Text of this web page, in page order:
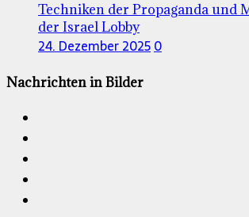
Techniken der Propaganda und
der Israel Lobby
24. Dezember 20250
Nachrichten in Bilder